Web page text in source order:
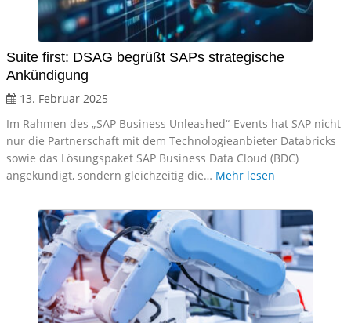
Suite first: DSAG begrüßt SAPs strategische
Ankündigung
13. Februar 2025
Im Rahmen des „SAP Business Unleashed“-Events hat SAP nicht
nur die Partnerschaft mit dem Technologieanbieter Databricks
sowie das Lösungspaket SAP Business Data Cloud (BDC)
angekündigt, sondern gleichzeitig die… Mehr lesen